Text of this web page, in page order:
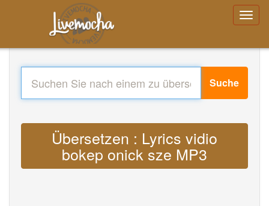
Suche
Übersetzen : Lyrics vidio
bokep onick sze MP3